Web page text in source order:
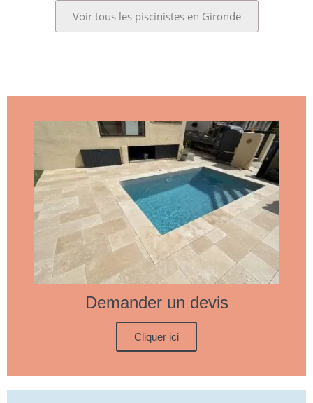
Voir tous les piscinistes en Gironde
Demander un devis
Cliquer ici